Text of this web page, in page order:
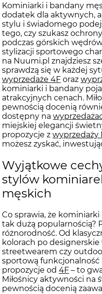
Kominiarki i bandany
dodatek dla aktywnych,
stylu i świadomego
tego, czy szukasz
podczas górskich
stylizacji sportowego
na Nuumi.pl znajdziesz
sprawdzą się w każdej
wyprzedaże 4F oraz
kominiarki i bandany
atrakcyjnych cenach.
pewnością docenią
dostępny na
miejskiej elegancji
propozycje z wyprzedaży
możesz zyskać,
Wyjątkowe
stylów
męskich
Co sprawia, że
tak dużą popularnością?
różnorodność. Od
kolorach po
streetwearem czy
sportową funkcjonalność
propozycje od 4F – to
Miłośnicy aktywności na
pewnością docenią